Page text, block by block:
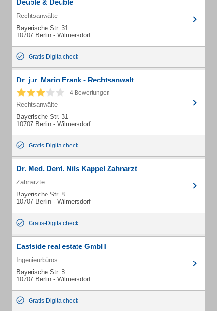
Deuble & Deuble
Rechtsanwälte
Bayerische Str. 31
10707 Berlin - Wilmersdorf
Gratis-Digitalcheck
Dr. jur. Mario Frank - Rechtsanwalt
4 Bewertungen
Rechtsanwälte
Bayerische Str. 31
10707 Berlin - Wilmersdorf
Gratis-Digitalcheck
Dr. Med. Dent. Nils Kappel Zahnarzt
Zahnärzte
Bayerische Str. 8
10707 Berlin - Wilmersdorf
Gratis-Digitalcheck
Eastside real estate GmbH
Ingenieurbüros
Bayerische Str. 8
10707 Berlin - Wilmersdorf
Gratis-Digitalcheck